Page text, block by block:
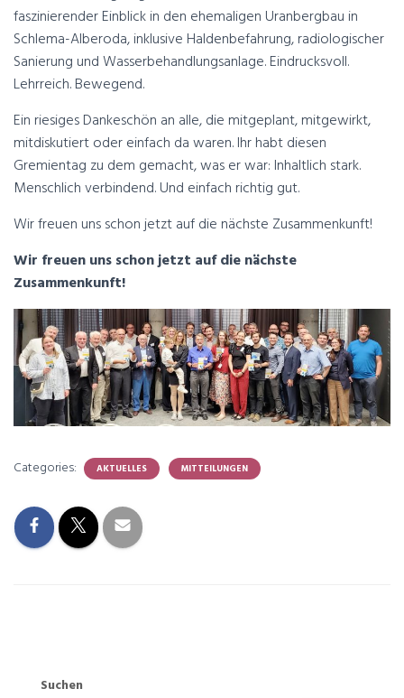
faszinierender Einblick in den ehemaligen Uranbergbau in
Schlema-Alberoda, inklusive Haldenbefahrung, radiologischer
Sanierung und Wasserbehandlungsanlage. Eindrucksvoll.
Lehrreich. Bewegend.
Ein riesiges Dankeschön an alle, die mitgeplant, mitgewirkt,
mitdiskutiert oder einfach da waren. Ihr habt diesen
Gremientag zu dem gemacht, was er war: Inhaltlich stark.
Menschlich verbindend. Und einfach richtig gut.
Wir freuen uns schon jetzt auf die nächste Zusammenkunft!
Wir freuen uns schon jetzt auf die nächste
Zusammenkunft!
Categories: AKTUELLES MITTEILUNGEN
Suchen